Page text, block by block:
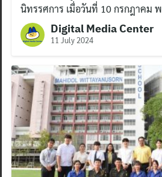
Search
for:
นิทรรศการ เมื่อวันที่ 10 กรกฎาคม
Digital Media Center
11 July 2024